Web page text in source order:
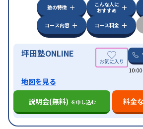
特徴
中高一貫校生に対応授業の振
学習にPC・タブレットを
科目から受講可能季節講習の
の子どもに対応
塾の特徴
こんな人に
おすすめ
コース内容
コース料金
坪田塾ONLINE
10:00
地図を見る
説明会(無料) を申し込む 料金